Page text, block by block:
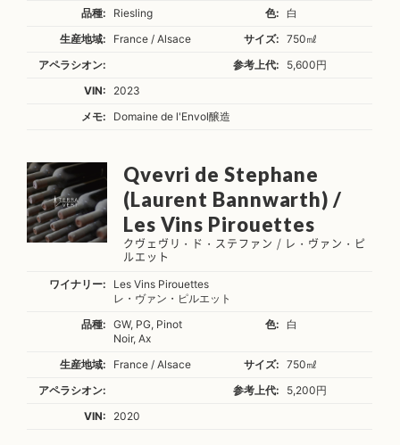
品種:
Riesling 色:
白
生産地域:
France / Alsace サイズ:
750㎖
アペラシオン:
参考上代:
5,600円
VIN:
2023
メモ:
Domaine de l'Envol醸造
Qvevri de Stephane
(Laurent Bannwarth) /
Les Vins Pirouettes
クヴェヴリ・ド・ステファン / レ・ヴァン・ピ
ルエット
ワイナリー:
Les Vins Pirouettes
レ・ヴァン・ピルエット
品種:
GW, PG, Pinot
Noir, Ax
色: 白
生産地域: France / Alsace サイズ:
750㎖
アペラシオン:
参考上代:
5,200円
VIN:
2020